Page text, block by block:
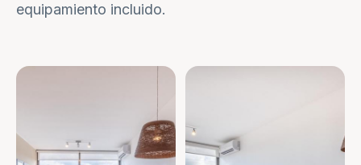
equipamiento incluido.